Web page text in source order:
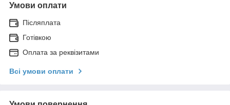
Умови оплати
Післяплата
Готівкою
Оплата за реквізитами
Всі умови оплати